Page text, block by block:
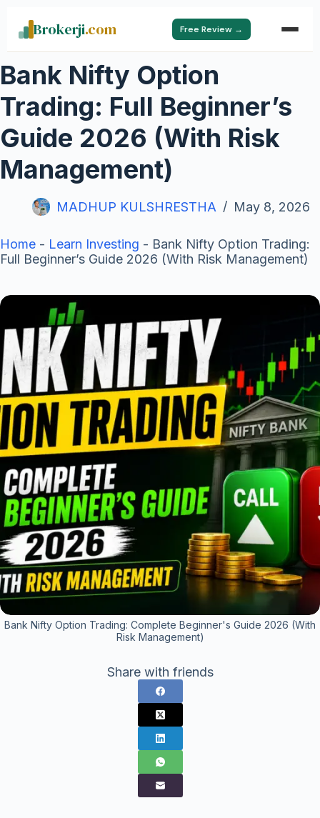
Brokerji.com Free Review →
Bank Nifty Option
Trading: Full Beginner’s
Guide 2026 (With Risk
Management)
MADHUP KULSHRESTHA May 8, 2026
Home - Learn Investing - Bank Nifty Option Trading:
Full Beginner’s Guide 2026 (With Risk Management)
Bank Nifty Option Trading: Complete Beginner's Guide 2026 (With
Risk Management)
Share with friends